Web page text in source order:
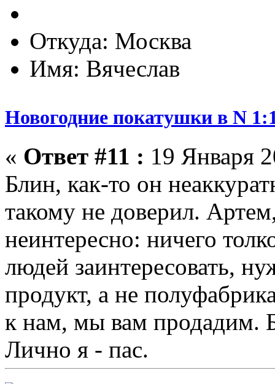
Откуда: Москва
Имя: Вячеслав
Новогодние покатушки в N
« Ответ #11 : 19 Января
Блин, как-то он
такому не доверил.
неинтересно: ничего
людей заинтересовать,
продукт, а не
к нам, мы вам продадим.
Лично я - пас.